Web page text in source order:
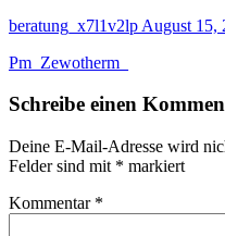
beratung_x7l1v2lp August 15,
Pm_Zewotherm_
Schreibe einen
Deine E-Mail-Adresse wird
Felder sind mit * markiert
Kommentar *